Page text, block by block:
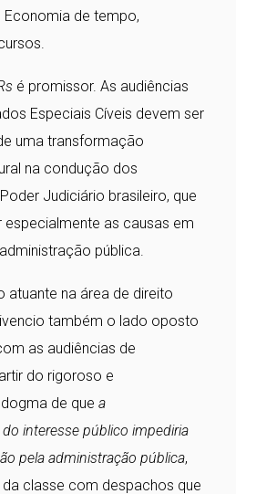
Economia de tempo,
é promissor. As audiências
Especiais Cíveis devem ser
uma transformação
na condução dos
Judiciário brasileiro, que
especialmente as causas em
pública.
atuante na área de direito
também o lado oposto
as audiências de
do rigoroso e
de quea
interesse público impediria
pela administração pública,
classe com despachos que